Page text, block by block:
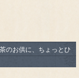
のお供に、ちょっとひ